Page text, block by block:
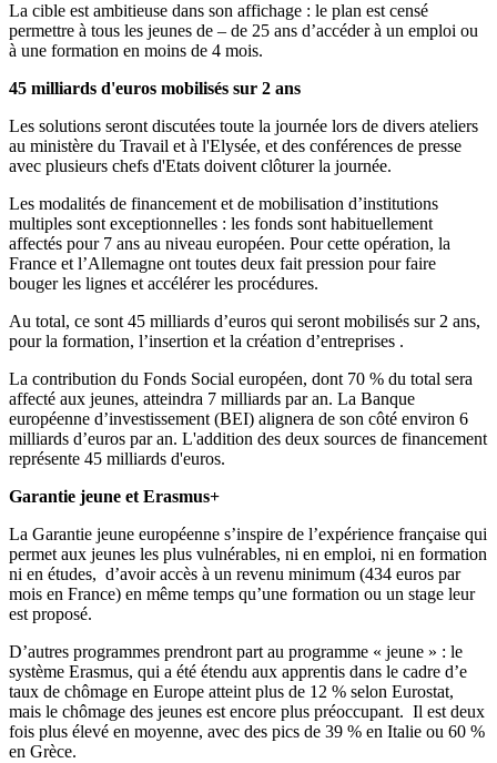
La cible est ambitieuse dans son affichage : le plan est censé
permettre à tous les jeunes de – de 25 ans d’accéder à un emploi ou
à une formation en moins de 4 mois.
45 milliards d'euros mobilisés sur 2 ans
Les solutions seront discutées toute la journée lors de divers ateliers
au ministère du Travail et à l'Elysée, et des conférences de presse
avec plusieurs chefs d'Etats doivent clôturer la journée.
Les modalités de financement et de mobilisation d’institutions
multiples sont exceptionnelles : les fonds sont habituellement
affectés pour 7 ans au niveau européen. Pour cette opération, la
France et l’Allemagne ont toutes deux fait pression pour faire
bouger les lignes et accélérer les procédures.
Au total, ce sont 45 milliards d’euros qui seront mobilisés sur 2 ans,
pour la formation, l’insertion et la création d’entreprises .
La contribution du Fonds Social européen, dont 70 % du total sera
affecté aux jeunes, atteindra 7 milliards par an. La Banque
européenne d’investissement (BEI) alignera de son côté environ 6
milliards d’euros par an. L'addition des deux sources de financement
représente 45 milliards d'euros.
Garantie jeune et Erasmus+
La Garantie jeune européenne s’inspire de l’expérience française qui
permet aux jeunes les plus vulnérables, ni en emploi, ni en formation
ni en études, d’avoir accès à un revenu minimum (434 euros par
mois en France) en même temps qu’une formation ou un stage leur
est proposé.
D’autres programmes prendront part au programme « jeune » : le
système Erasmus, qui a été étendu aux apprentis dans le cadre d’e
taux de chômage en Europe atteint plus de 12 % selon Eurostat,
mais le chômage des jeunes est encore plus préoccupant. Il est deux
fois plus élevé en moyenne, avec des pics de 39 % en Italie ou 60 %
en Grèce.